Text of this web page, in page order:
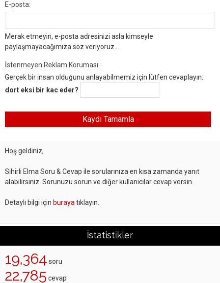
E-posta:
Merak etmeyin, e-posta adresinizi asla kimseyle
paylaşmayacağımıza söz veriyoruz...
İstenmeyen Reklam Koruması:
Gerçek bir insan olduğunu anlayabilmemiz için lütfen cevaplayın:.
dort eksi bir kac eder?
Hoş geldiniz,
Sihirli Elma Soru & Cevap ile sorularınıza en kısa zamanda yanıt
alabilirsiniz. Sorunuzu sorun ve diğer kullanıcılar cevap versin.
Detaylı bilgi için buraya tıklayın.
İstatistikler
19,364 soru
22,785 cevap